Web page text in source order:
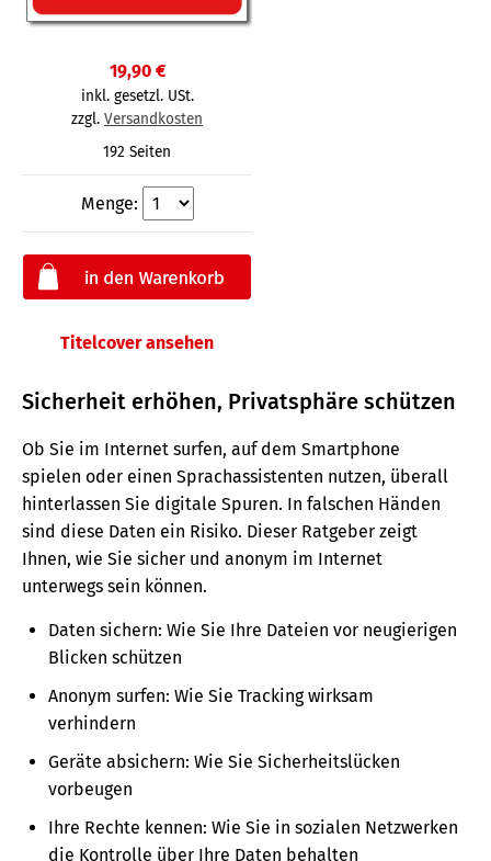
19,90 €
inkl. gesetzl. USt.
zzgl. Versandkosten
192 Seiten
Menge:
Titelcover ansehen
Sicherheit erhöhen, Privatsphäre schützen
Ob Sie im Internet surfen, auf dem Smartphone
spielen oder einen Sprachassistenten nutzen, überall
hinterlassen Sie digitale Spuren. In falschen Händen
sind diese Daten ein Risiko. Dieser Ratgeber zeigt
Ihnen, wie Sie sicher und anonym im Internet
unterwegs sein können.
Daten sichern: Wie Sie Ihre Dateien vor neugierigen
Blicken schützen
Anonym surfen: Wie Sie Tracking wirksam
verhindern
Geräte absichern: Wie Sie Sicherheitslücken
vorbeugen
Ihre Rechte kennen: Wie Sie in sozialen Netzwerken
die Kontrolle über Ihre Daten behalten